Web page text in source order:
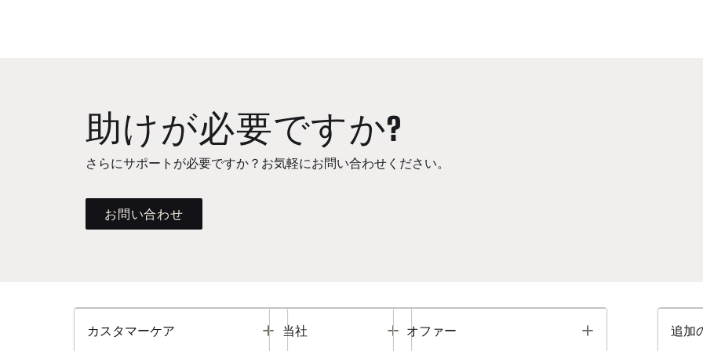
助けが必要ですか?
さらにサポートが必要ですか？お気軽にお問い合わせください。
お問い合わせ
カスタマーケア Toggle
当社 Toggle
オファー Toggle 追加